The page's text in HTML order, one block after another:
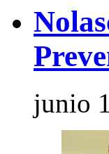
junio